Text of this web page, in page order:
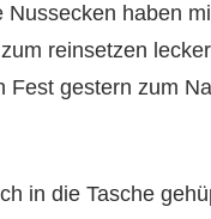
haben
reinsetzen
gestern zum
in die Tasche